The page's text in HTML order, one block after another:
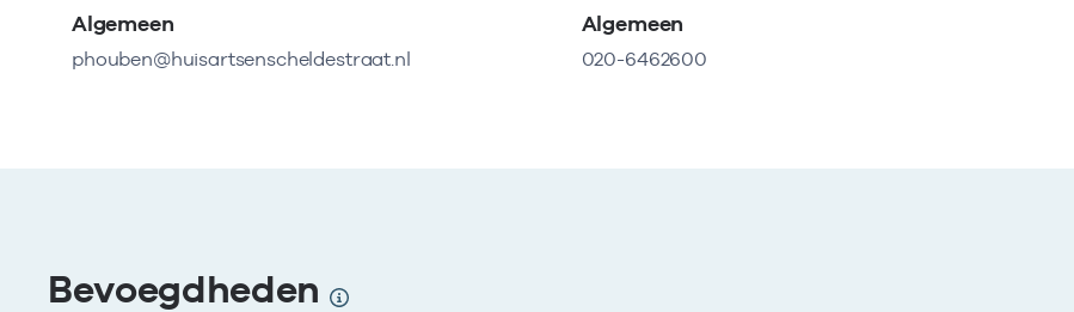
Algemeen
phouben@huisartsenscheldestraat.nl
Algemeen
020-6462600
Bevoegdheden